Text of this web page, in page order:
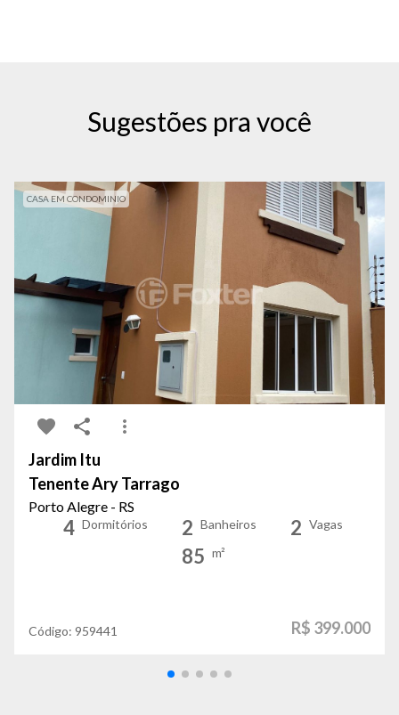
Sugestões pra você
CASA EM CONDOMINIO
Jardim Itu
Tenente Ary Tarrago
Porto Alegre - RS
4 Dormitórios 2 Banheiros 2 Vagas
85 m²
Código: 959441 R$ 399.000